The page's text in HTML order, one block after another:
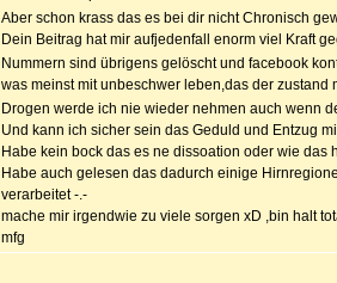
Aber schon krass das es bei dir nicht Chronisch
Dein Beitrag hat mir aufjedenfall enorm viel Kraft
Nummern sind übrigens gelöscht und facebook
was meinst mit unbeschwer leben,das der zustand
Drogen werde ich nie wieder nehmen auch wenn
Und kann ich sicher sein das Geduld und Entzug
Habe kein bock das es ne dissoation oder wie das
Habe auch gelesen das dadurch einige
verarbeitet -.-
mache mir irgendwie zu viele sorgen xD ,bin halt
mfg